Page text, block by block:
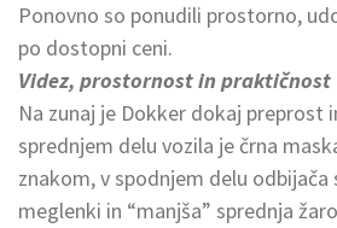
Ponovno so ponudili prostorno,
po dostopni ceni.
Videz, prostornost in praktičnost
Na zunaj je Dokker dokaj preprost
sprednjem delu vozila je črna
znakom, v spodnjem delu odbijača
meglenki in “manjša” sprednja